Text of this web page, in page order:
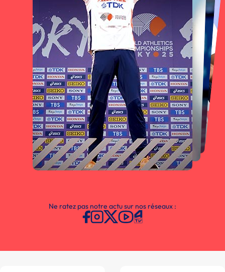
Ne ratez pas notre actu sur nos réseaux :